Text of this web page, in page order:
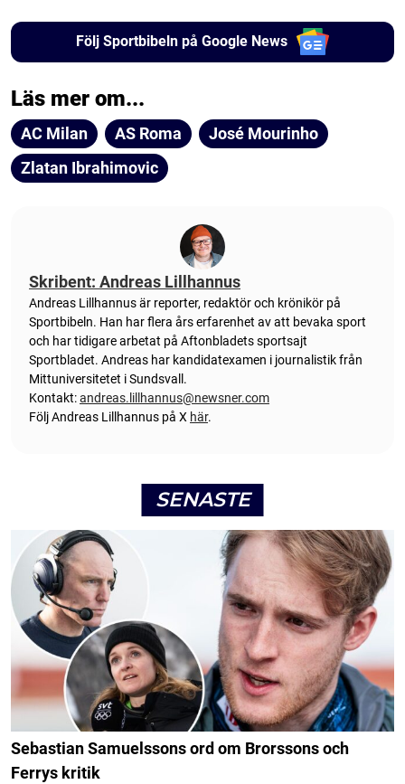
Följ Sportbibeln på Google News
Läs mer om...
AC Milan AS Roma
José Mourinho
Zlatan Ibrahimovic
Skribent: Andreas Lillhannus
Andreas Lillhannus är reporter, redaktör och krönikör på
Sportbibeln. Han har flera års erfarenhet av att bevaka sport
och har tidigare arbetat på Aftonbladets sportsajt
Sportbladet. Andreas har kandidatexamen i journalistik från
Mittuniversitetet i Sundsvall.
Kontakt:andreas.lillhannus@newsner.com
Följ Andreas Lillhannus på X här.
SENASTE
Sebastian Samuelssons ord om Brorssons och
Ferrys kritik